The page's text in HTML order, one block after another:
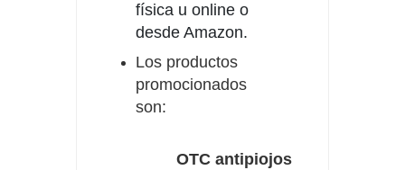
física u online o
desde Amazon.
Los productos
promocionados
son:
OTC antipiojos